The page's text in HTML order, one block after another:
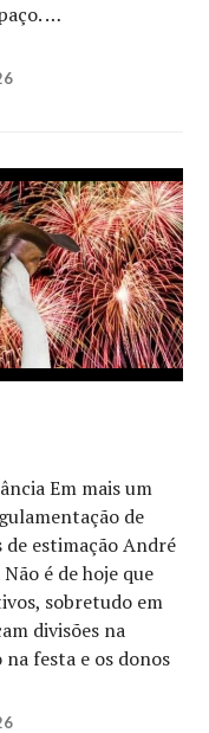
…
sem o forró?
Em mais um
de
estimação André
é de hoje que
sobretudo em
divisões na
festa e os donos